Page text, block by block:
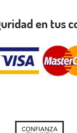
en tus